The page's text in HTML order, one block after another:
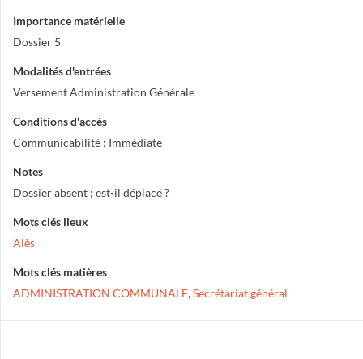
Importance matérielle
Dossier 5
Modalités d'entrées
Versement Administration Générale
Conditions d'accès
Communicabilité : Immédiate
Notes
Dossier absent ; est-il déplacé ?
Mots clés lieux
Alès
Mots clés matières
ADMINISTRATION COMMUNALE,Secrétariat général